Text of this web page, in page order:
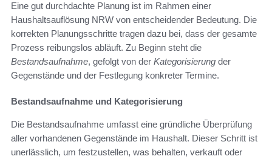
Eine gut durchdachte Planung ist im Rahmen einer
Haushaltsauflösung NRW von entscheidender Bedeutung. Die
korrekten Planungsschritte tragen dazu bei, dass der gesamte
Prozess reibungslos abläuft. Zu Beginn steht die
Bestandsaufnahme, gefolgt von der Kategorisierung der
Gegenstände und der Festlegung konkreter Termine.
Bestandsaufnahme und Kategorisierung
Die Bestandsaufnahme umfasst eine gründliche Überprüfung
aller vorhandenen Gegenstände im Haushalt. Dieser Schritt ist
unerlässlich, um festzustellen, was behalten, verkauft oder